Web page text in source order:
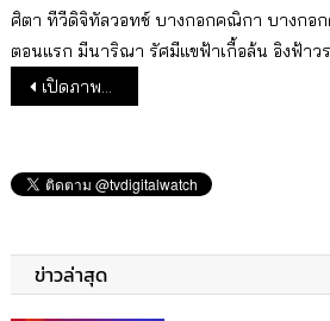
ศิตา ทีวีดิจิทัลวอทช์ บางกอกคณิกา บางกอ
ตอนแรก มีนาริณา รัศมีแขฟ้าเกื้อล้น อิงฟ้าว
แนะแนวเรื่อง
เปิดภาพฟิตติ้ง ซีรีส์ “Bad Guy My Boss เจ้านายร้ายรัก”
ข่าวล่าสุด